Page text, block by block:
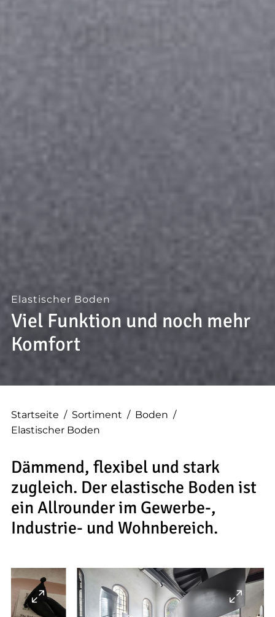
--
--
Elastischer Boden
Viel Funktion und noch mehr
Komfort
Startseite / Sortiment / Boden /
Elastischer Boden
Dämmend, flexibel und stark
zugleich. Der elastische Boden ist
ein Allrounder im Gewerbe-,
Industrie- und Wohnbereich.